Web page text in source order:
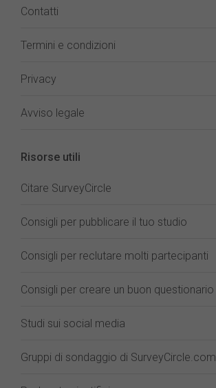
Contatti
Termini e condizioni
Privacy
Avviso legale
Risorse utili
Citare SurveyCircle
Consigli per pubblicare il tuo studio
Consigli per reclutare molti partecipanti
Consigli per creare un buon questionario
Studi sui social media
Gruppi di sondaggio di SurveyCircle.com